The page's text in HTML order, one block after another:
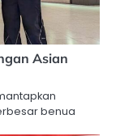
Asian
benua